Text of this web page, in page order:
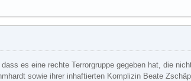
es eine rechte Terrorgruppe gegeben hat, die
sowie ihrer inhaftierten Komplizin Beate